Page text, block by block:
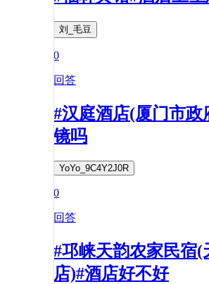
刘_毛豆
0
回答
#汉庭酒店(厦门市政
镜吗
YoYo_9C4Y2J0R
0
回答
#邛崃天韵农家民宿(
店)#酒店好不好